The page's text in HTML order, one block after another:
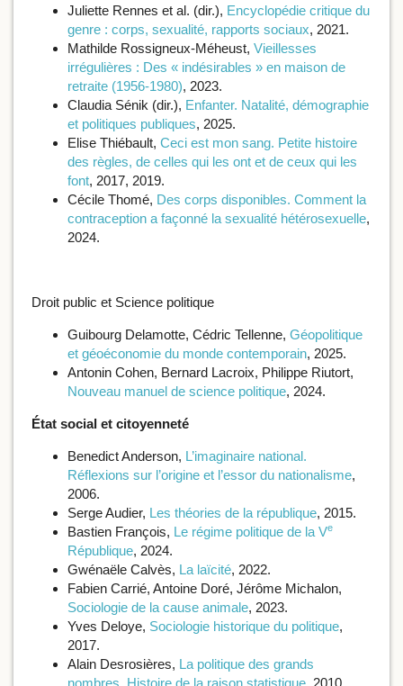
Juliette Rennes et al. (dir.), Encyclopédie critique du
genre : corps, sexualité, rapports sociaux, 2021.
Mathilde Rossigneux-Méheust, Vieillesses
irrégulières : Des « indésirables » en maison de
retraite (1956-1980), 2023.
Claudia Sénik (dir.), Enfanter. Natalité, démographie
et politiques publiques, 2025.
Elise Thiébault, Ceci est mon sang. Petite histoire
des règles, de celles qui les ont et de ceux qui les
font, 2017, 2019.
Cécile Thomé, Des corps disponibles. Comment la
contraception a façonné la sexualité hétérosexuelle,
2024.
Droit public et Science politique
Guibourg Delamotte, Cédric Tellenne, Géopolitique
et géoéconomie du monde contemporain, 2025.
Antonin Cohen, Bernard Lacroix, Philippe Riutort,
Nouveau manuel de science politique, 2024.
État social et citoyenneté
Benedict Anderson, L’imaginaire national.
Réflexions sur l’origine et l’essor du nationalisme,
2006.
Serge Audier, Les théories de la république, 2015.
Bastien François, Le régime politique de la Ve
République, 2024.
Gwénaële Calvès, La laïcité, 2022.
Fabien Carrié, Antoine Doré, Jérôme Michalon,
Sociologie de la cause animale, 2023.
Yves Deloye, Sociologie historique du politique,
2017.
Alain Desrosières, La politique des grands
nombres. Histoire de la raison statistique , 2010.